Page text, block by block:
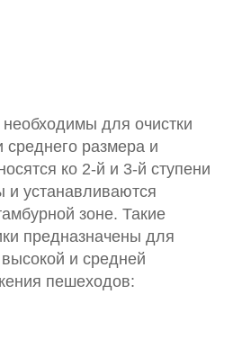
для очистки
среднего размера и
ко 2-й и 3-й ступени
и устанавливаются
зоне. Такие
предназначены для
и средней
пешеходов: